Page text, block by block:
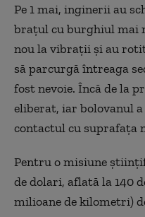
Pe 1 mai, inginerii au
braţul cu burghiul mai
nou la vibraţii şi au
să parcurgă întreaga
fost nevoie. Încă de la
eliberat, iar bolovanul
contactul cu suprafaţa
Pentru o misiune
de dolari, aflată la 140
milioane de kilometri)